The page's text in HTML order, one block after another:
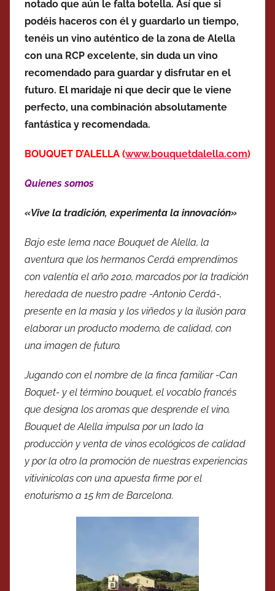
notado que aún le falta botella. Así que si
podéis haceros con él y guardarlo un tiempo,
tenéis un vino auténtico de la zona de Alella
con una RCP excelente, sin duda un vino
recomendado para guardar y disfrutar en el
futuro. El maridaje ni que decir que le viene
perfecto, una combinación absolutamente
fantástica y recomendada.
BOUQUET D’ALELLA (www.bouquetdalella.com)
Quienes somos
«Vive la tradición, experimenta la innovación»
Bajo este lema nace Bouquet de Alella, la
aventura que los hermanos Cerdá emprendimos
con valentía el año 2010, marcados por la tradición
heredada de nuestro padre -Antonio Cerdá-,
presente en la masía y los viñedos y la ilusión para
elaborar un producto moderno, de calidad, con
una imagen de futuro.
Jugando con el nombre de la finca familiar -Can
Boquet- y el término bouquet, el vocablo francés
que designa los aromas que desprende el vino,
Bouquet de Alella impulsa por un lado la
producción y venta de vinos ecológicos de calidad
y por la otro la promoción de nuestras experiencias
vitivinícolas con una apuesta firme por el
enoturismo a 15 km de Barcelona.